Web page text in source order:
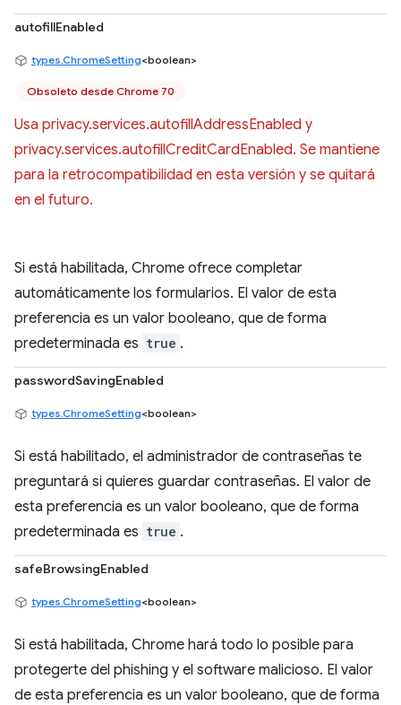
autofillEnabled
types.ChromeSetting<boolean>
Obsoleto desde Chrome 70
Usa privacy.services.autofillAddressEnabled y
privacy.services.autofillCreditCardEnabled. Se mantiene
para la retrocompatibilidad en esta versión y se quitará
en el futuro.
Si está habilitada, Chrome ofrece completar
automáticamente los formularios. El valor de esta
preferencia es un valor booleano, que de forma
predeterminada es true .
passwordSavingEnabled
types.ChromeSetting<boolean>
Si está habilitado, el administrador de contraseñas te
preguntará si quieres guardar contraseñas. El valor de
esta preferencia es un valor booleano, que de forma
predeterminada es true .
safeBrowsingEnabled
types.ChromeSetting<boolean>
Si está habilitada, Chrome hará todo lo posible para
protegerte del phishing y el software malicioso. El valor
de esta preferencia es un valor booleano, que de forma